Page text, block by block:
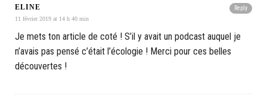
Reply
ELINE
11 février 2019 at 14 h 40 min
Je mets ton article de coté ! S’il y avait un podcast auquel je
n’avais pas pensé c’était l’écologie ! Merci pour ces belles
découvertes !